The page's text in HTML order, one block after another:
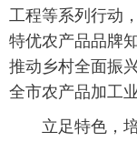
太原日报
工程等系列行动
特优农产品品牌
推动乡村全面振
全市农产品加工
立足特色，培